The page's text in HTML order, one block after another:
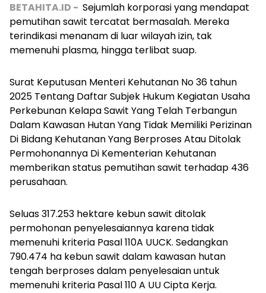
BETAHITA.ID - Sejumlah korporasi yang mendapat
pemutihan sawit tercatat bermasalah. Mereka
terindikasi menanam di luar wilayah izin, tak
memenuhi plasma, hingga terlibat suap.
Surat Keputusan Menteri Kehutanan No 36 tahun
2025 Tentang Daftar Subjek Hukum Kegiatan Usaha
Perkebunan Kelapa Sawit Yang Telah Terbangun
Dalam Kawasan Hutan Yang Tidak Memiliki Perizinan
Di Bidang Kehutanan Yang Berproses Atau Ditolak
Permohonannya Di Kementerian Kehutanan
memberikan status pemutihan sawit terhadap 436
perusahaan.
Seluas 317.253 hektare kebun sawit ditolak
permohonan penyelesaiannya karena tidak
memenuhi kriteria Pasal 110A UUCK. Sedangkan
790.474 ha kebun sawit dalam kawasan hutan
tengah berproses dalam penyelesaian untuk
memenuhi kriteria Pasal 110 A UU Cipta Kerja.